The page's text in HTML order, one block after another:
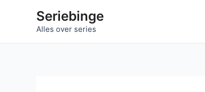
Seriebinge
Alles over series